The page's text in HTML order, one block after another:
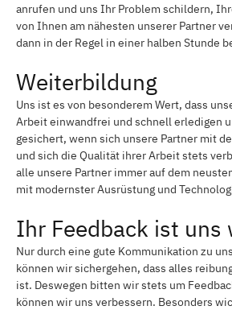
anrufen und uns Ihr Problem schildern,
von Ihnen am nähesten unserer Partner
dann in der Regel in einer halben Stunde
Weiterbildung
Uns ist es von besonderem Wert, dass
Arbeit einwandfrei und schnell erledigen
gesichert, wenn sich unsere Partner mit
und sich die Qualität ihrer Arbeit stets
alle unsere Partner immer auf dem
mit modernster Ausrüstung und
Ihr Feedback ist uns
Nur durch eine gute Kommunikation zu
können wir sichergehen, dass alles
ist. Deswegen bitten wir stets um
können wir uns verbessern. Besonders